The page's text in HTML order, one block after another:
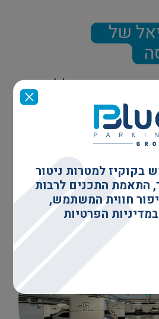
של
ממוקד סטטי ומוגבל למנוע
השורה התחתונה: ניהול מדויק
להפוך כל שטח חניה
בלתי נפרד מהחדשנות
ניהול חניה בודדת והתחילו
הרווחים האפשרי ממנה
למטרות ניטור
התאמת התכנים לרבות
חווית המשתמש,
הפרטיות